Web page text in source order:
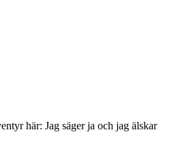
här: Jag säger ja och jag älskar